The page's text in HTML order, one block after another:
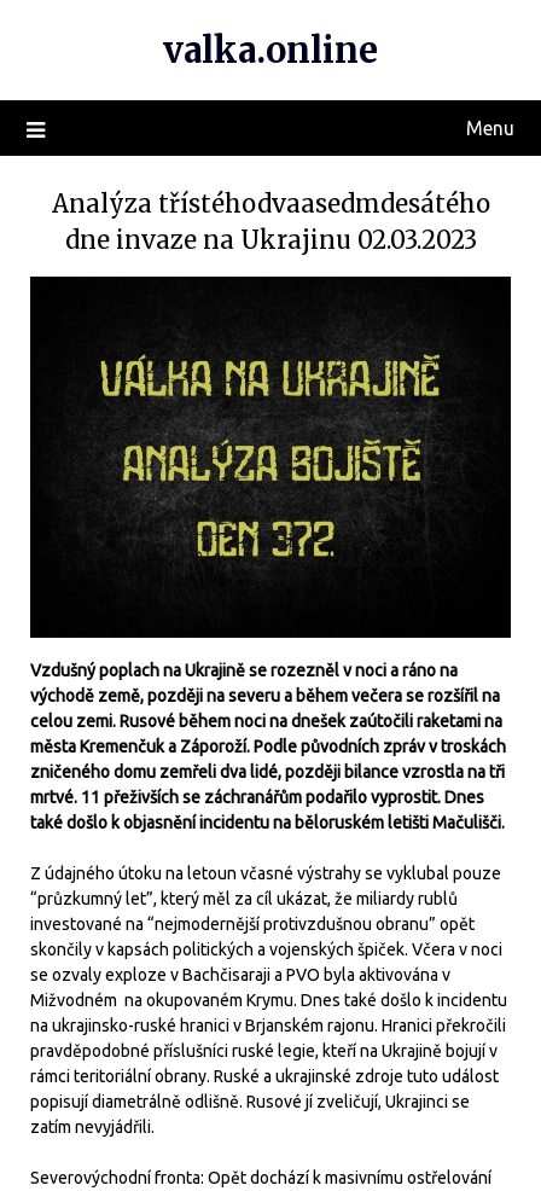
valka.online
Menu
Analýza třístéhodvaasedmdesátého
dne invaze na Ukrajinu 02.03.2023
Vzdušný poplach na Ukrajině se rozezněl v noci a ráno na
východě země, později na severu a během večera se rozšířil na
celou zemi. Rusové během noci na dnešek zaútočili raketami na
města Kremenčuk a Záporoží. Podle původních zpráv v troskách
zničeného domu zemřeli dva lidé, později bilance vzrostla na tři
mrtvé. 11 přeživších se záchranářům podařilo vyprostit. Dnes
také došlo k objasnění incidentu na běloruském letišti Mačulišči.
Z údajného útoku na letoun včasné výstrahy se vyklubal pouze
“průzkumný let”, který měl za cíl ukázat, že miliardy rublů
investované na “nejmodernější protivzdušnou obranu” opět
skončily v kapsách politických a vojenských špiček. Včera v noci
se ozvaly exploze v Bachčisaraji a PVO byla aktivována v
Mižvodném na okupovaném Krymu. Dnes také došlo k incidentu
na ukrajinsko-ruské hranici v Brjanském rajonu. Hranici překročili
pravděpodobné příslušníci ruské legie, kteří na Ukrajině bojují v
rámci teritoriální obrany. Ruské a ukrajinské zdroje tuto událost
popisují diametrálně odlišně. Rusové jí zveličují, Ukrajinci se
zatím nevyjádřili.
Severovýchodní fronta: Opět dochází k masivnímu ostřelování